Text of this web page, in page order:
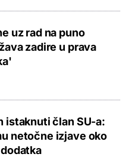
uz rad na puno
zadire u prava
istaknuti član SU-a:
netočne izjave oko